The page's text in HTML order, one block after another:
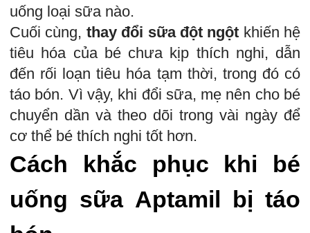
uống loại sữa nào.
Cuối cùng, thay đổi sữa đột ngột khiến hệ
tiêu hóa của bé chưa kịp thích nghi, dẫn
đến rối loạn tiêu hóa tạm thời, trong đó có
táo bón. Vì vậy, khi đổi sữa, mẹ nên cho bé
chuyển dần và theo dõi trong vài ngày để
cơ thể bé thích nghi tốt hơn.
Cách khắc phục khi bé
uống sữa Aptamil bị táo